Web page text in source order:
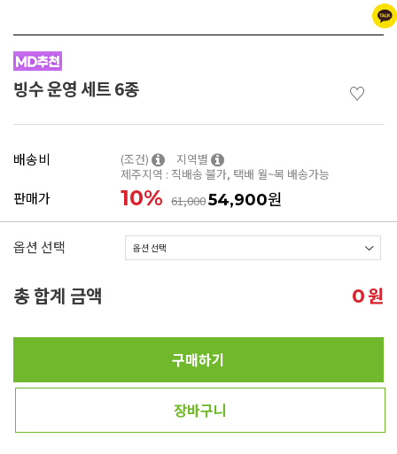
빙수 운영 세트 6종 ♡
배송비 (조건)
지역별
제주지역 : 직배송 불가, 택배 월~목 배송가능
판매가 10% 61,00054,900원
옵션 선택
총 합계 금액 0원
구매하기
장바구니